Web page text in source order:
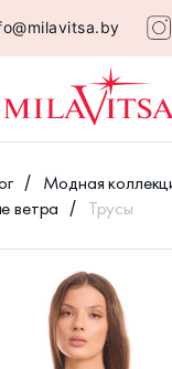
Модная
ветра
Трусы